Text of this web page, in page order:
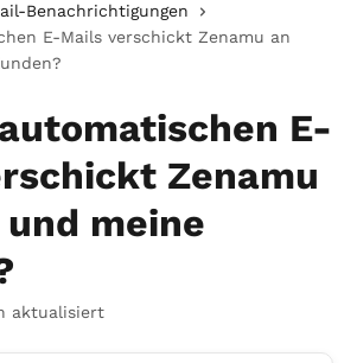
Benachrichtigungen
E-Mails verschickt Zenamu an
E-
Zenamu
meine
aktualisiert